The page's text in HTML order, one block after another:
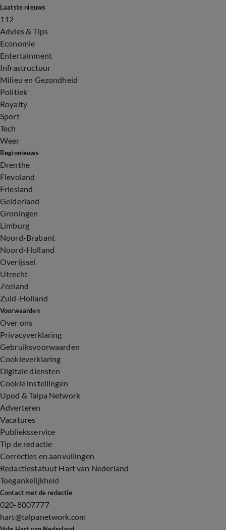
Laatste nieuws
112
Advies & Tips
Economie
Entertainment
Infrastructuur
Milieu en Gezondheid
Politiek
Royalty
Sport
Tech
Weer
Regionieuws
Drenthe
Flevoland
Friesland
Gelderland
Groningen
Limburg
Noord-Brabant
Noord-Holland
Overijssel
Utrecht
Zeeland
Zuid-Holland
Voorwaarden
Over ons
Privacyverklaring
Gebruiksvoorwaarden
Cookieverklaring
Digitale diensten
Cookie instellingen
Upod & Talpa Network
Adverteren
Vacatures
Publieksservice
Tip de redactie
Correcties en aanvullingen
Redactiestatuut Hart van Nederland
Toegankelijkheid
Contact met de redactie
020-8007777
hart@talpanetwork.com